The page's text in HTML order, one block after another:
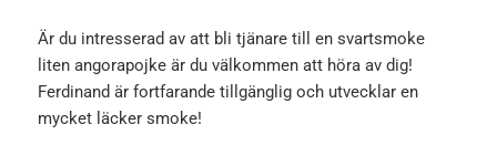
Är du intresserad av att bli tjänare till en svartsmoke
liten angorapojke är du välkommen att höra av dig!
Ferdinand är fortfarande tillgänglig och utvecklar en
mycket läcker smoke!